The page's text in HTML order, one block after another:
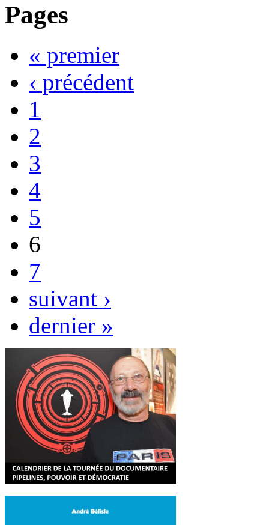
Pages
« premier
‹ précédent
1
2
3
4
5
6
7
suivant ›
dernier »